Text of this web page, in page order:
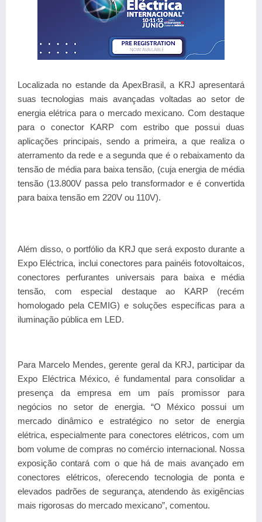
Localizada no estande da ApexBrasil, a KRJ apresentará
suas tecnologias mais avançadas voltadas ao setor de
energia elétrica para o mercado mexicano. Com destaque
para o conector KARP com estribo que possui duas
aplicações principais, sendo a primeira, a que realiza o
aterramento da rede e a segunda que é o rebaixamento da
tensão de média para baixa tensão, (cuja energia de média
tensão (13.800V passa pelo transformador e é convertida
para baixa tensão em 220V ou 110V).
Além disso, o portfólio da KRJ que será exposto durante a
Expo Eléctrica, inclui conectores para painéis fotovoltaicos,
conectores perfurantes universais para baixa e média
tensão, com especial destaque ao KARP (recém
homologado pela CEMIG) e soluções específicas para a
iluminação pública em LED.
Para Marcelo Mendes, gerente geral da KRJ, participar da
Expo Eléctrica México, é fundamental para consolidar a
presença da empresa em um país promissor para
negócios no setor de energia. “O México possui um
mercado dinâmico e estratégico no setor de energia
elétrica, especialmente para conectores elétricos, com um
bom volume de compras no comércio internacional. Nossa
exposição contará com o que há de mais avançado em
conectores elétricos, oferecendo tecnologia de ponta e
elevados padrões de segurança, atendendo às exigências
mais rigorosas do mercado mexicano”, comentou.